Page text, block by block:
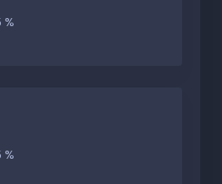
%
%